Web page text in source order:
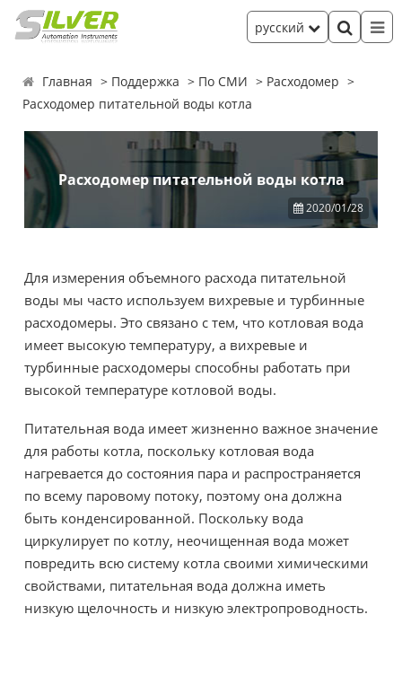
русский
Главная Поддержка По СМИ
Расходомер
Расходомер питательной воды котла
Расходомер питательной воды котла
2020/01/28
Для измерения объемного расхода питательной
воды мы часто используем вихревые и турбинные
расходомеры. Это связано с тем, что котловая вода
имеет высокую температуру, а вихревые и
турбинные расходомеры способны работать при
высокой температуре котловой воды.
Питательная вода имеет жизненно важное значение
для работы котла, поскольку котловая вода
нагревается до состояния пара и распространяется
по всему паровому потоку, поэтому она должна
быть конденсированной. Поскольку вода
циркулирует по котлу, неочищенная вода может
повредить всю систему котла своими химическими
свойствами, питательная вода должна иметь
низкую щелочность и низкую электропроводность.